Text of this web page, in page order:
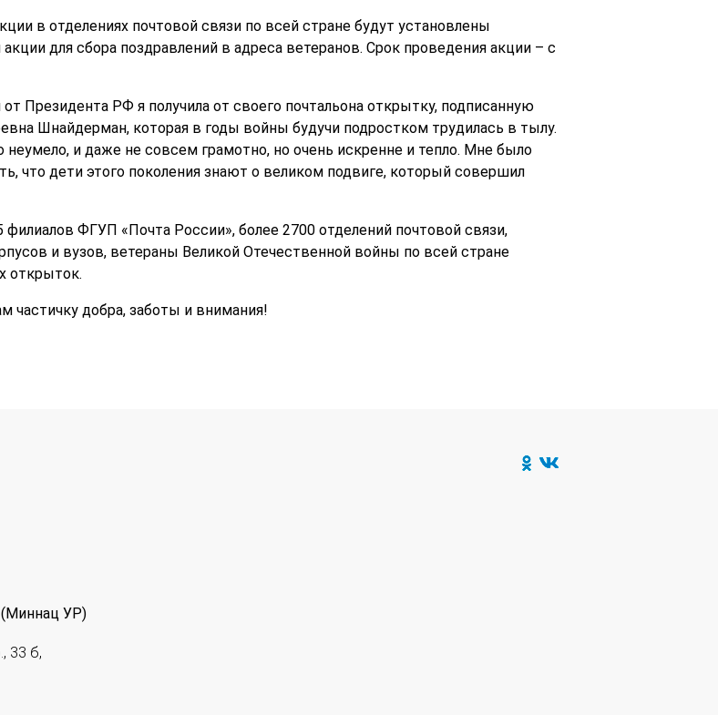
в отделениях почтовой связи по всей стране будут установлены
для сбора поздравлений в адреса ветеранов. Срок проведения акции – с
Президента РФ я получила от своего почтальона открытку, подписанную
Шнайдерман, которая в годы войны будучи подростком трудилась в тылу.
неумело, и даже не совсем грамотно, но очень искренне и тепло. Мне было
что дети этого поколения знают о великом подвиге, который совершил
филиалов ФГУП «Почта России», более 2700 отделений почтовой связи,
и вузов, ветераны Великой Отечественной войны по всей стране
открыток.
частичку добра, заботы и внимания!
(Миннац УР)
33 б,